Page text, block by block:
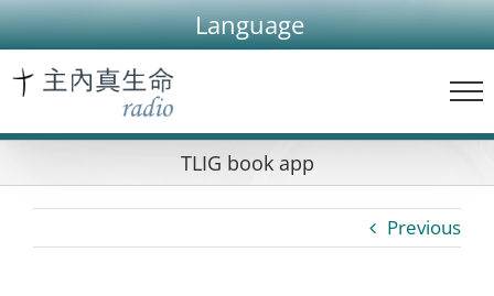
Skip
to
content
Language
TLIG book app
Previous